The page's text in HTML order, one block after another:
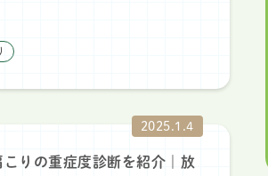
2025.1.4
こりの重症度診断を紹介｜放